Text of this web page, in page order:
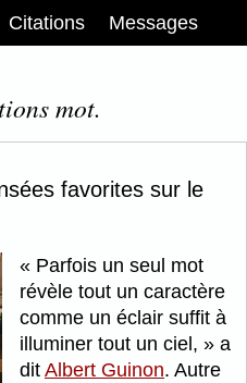
Citations Messages
mot.
favorites sur le
Parfois un seul mot
révèle tout un caractère
comme un éclair suffit à
illuminer tout un ciel,
a
dit Albert Guinon. Autre